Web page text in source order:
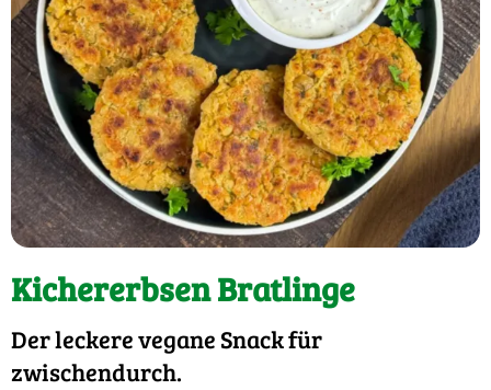
Kichererbsen Bratlinge
Der leckere vegane Snack für
zwischendurch.